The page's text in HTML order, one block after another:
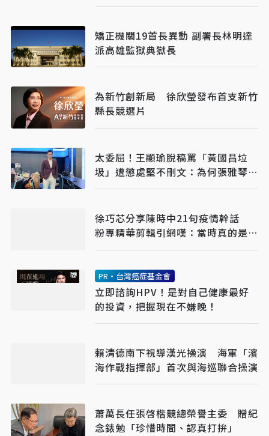
矯正機關19首長異動 副署長林明達
派高雄監獄典獄長
為新竹創新局 徐欣瑩發布首支新竹
縣長競選片
太委屈！王顯瑜脫稿罵「黃國昌垃
圾」遭懲處堅不刪文：為何張雅琴可
以？
​徐巧芯分享陳時中21句疫情幹話
粉專精華剪輯引網嘆：當時真的是囂
張
PR・台灣癌症基金會
立即諮詢HPV！是對自己健康最好
的投資，把握現在不嫌晚！
賴清德南下視導漢光操演 海軍「濱
海作戰指揮部」首次與海巡聯合操演
蕭萬長任張啓楷競總榮譽主委 贈紀
念錶勉「珍惜時間、認真打拚」